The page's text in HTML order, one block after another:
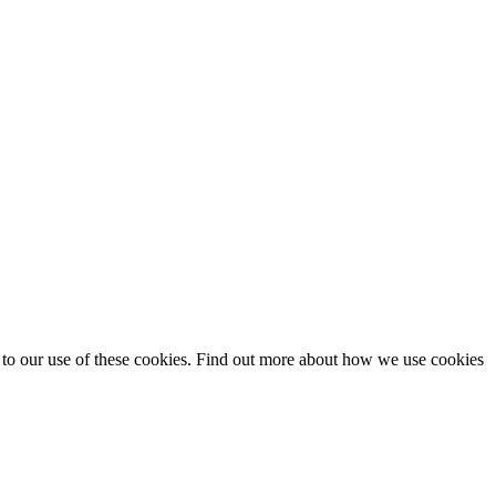
our use of these cookies. Find out more about how we use cookies